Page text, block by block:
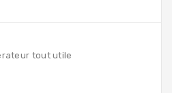
tout utile